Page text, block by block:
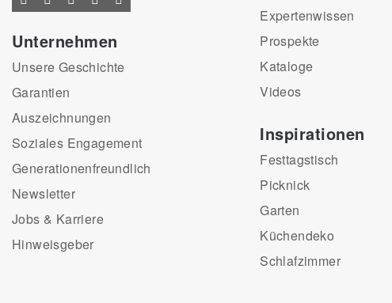
Unternehmen
Unsere Geschichte
Garantien
Auszeichnungen
Soziales Engagement
Generationenfreundlich
Newsletter
Jobs & Karriere
Hinweisgeber
Expertenwissen
Prospekte
Kataloge
Videos
Inspirationen
Festtagstisch
Picknick
Garten
Küchendeko
Schlafzimmer